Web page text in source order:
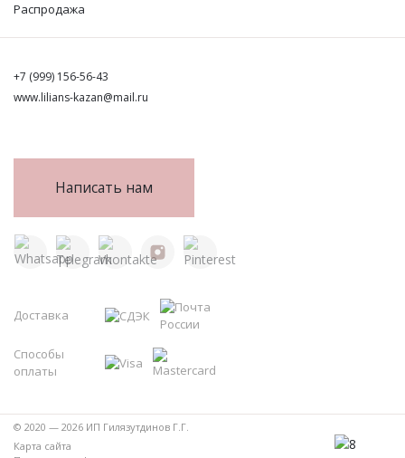
Распродажа
+7 (999) 156-56-43
www.lilians-kazan@mail.ru
Написать нам
Доставка
Способы
оплаты
© 2020 — 2026 ИП Гилязутдинов Г.Г.
Карта сайта